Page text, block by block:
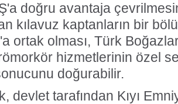
doğru avantaja
kılavuz kaptanların bir
ortak olması, Türk
hizmetlerinin özel
doğurabilir.
devlet tarafından Kıyı